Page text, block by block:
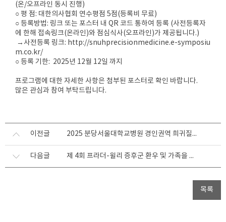
(온/오프라인 동시 진행)
○ 평 점: 대한의사협회 연수평점 5점(등록비 무료)
○ 등록방법: 링크 또는 포스터 내 QR 코드 통하여 등록 (사전등록자
에 한해 접속링크(온라인)와 점심식사(오프라인)가 제공됩니다.)
→사전등록 링크: http://snuhprecisionmedicine.e-symposiu
m.co.kr/
○ 등록 기한: 2025년 12월 12일 까지
프로그램에 대한 자세한 사항은 첨부된 포스터로 확인 바랍니다.
많은 관심과 참여 부탁드립니다.
이전글 2025 분당서울대학교병원 경인권역 희귀질환 전문기관 [루게릭병 환자 자조모임]
다음글 제 4회 프라더-윌리 증후군 환우 및 가족을 위한 어울림 교실
목록